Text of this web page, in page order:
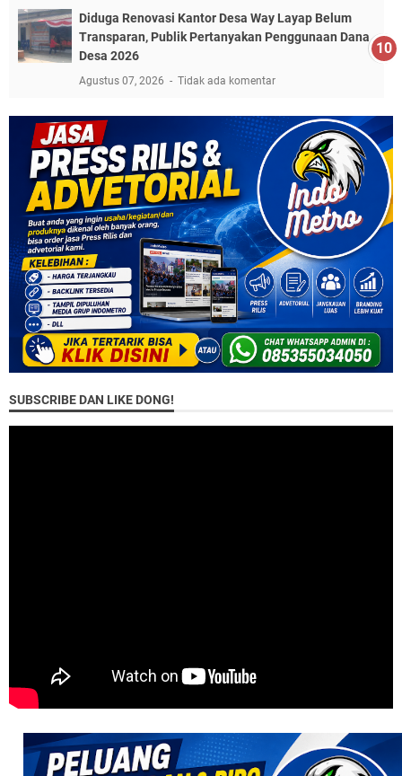
Diduga Renovasi Kantor Desa Way Layap Belum
Transparan, Publik Pertanyakan Penggunaan Dana
Desa 2026
Agustus 07, 2026 Tidak ada komentar
SUBSCRIBE DAN LIKE DONG!